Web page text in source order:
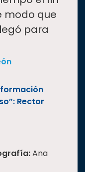
modo que
para
Rector
Ana